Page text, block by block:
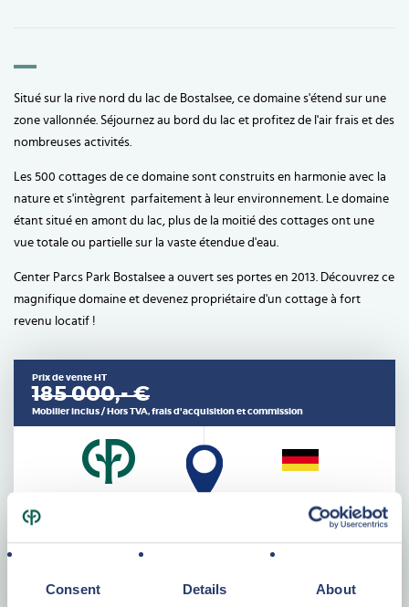
Consent Details About
Situé sur la rive nord du lac de Bostalsee, ce domaine s'étend sur une
zone vallonnée. Séjournez au bord du lac et profitez de l'air frais et des
nombreuses activités.
Les 500 cottages de ce domaine sont construits en harmonie avec la
nature et s'intègrent parfaitement à leur environnement. Le domaine
étant situé en amont du lac, plus de la moitié des cottages ont une
vue totale ou partielle sur la vaste étendue d'eau.
Center Parcs Park Bostalsee a ouvert ses portes en 2013. Découvrez ce
magnifique domaine et devenez propriétaire d'un cottage à fort
revenu locatif !
Prix de vente HT
185 000,- €
Mobilier inclus / Hors TVA, frais d'acquisition et commission
Caractéristiques